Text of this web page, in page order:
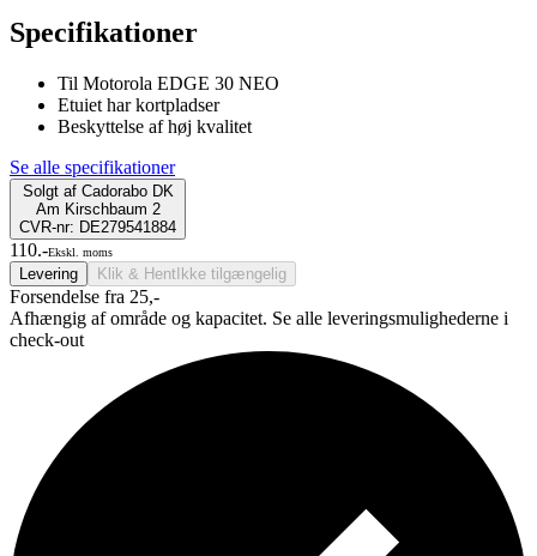
Specifikationer
Til Motorola EDGE 30 NEO
Etuiet har kortpladser
Beskyttelse af høj kvalitet
Se alle specifikationer
Solgt af Cadorabo DK
Am Kirschbaum 2
CVR-nr: DE279541884
110.-Ekskl. moms
Levering Klik & Hent Ikke tilgængelig
Forsendelse fra 25,-
Afhængig af område og kapacitet. Se alle leveringsmulighederne i
check-out